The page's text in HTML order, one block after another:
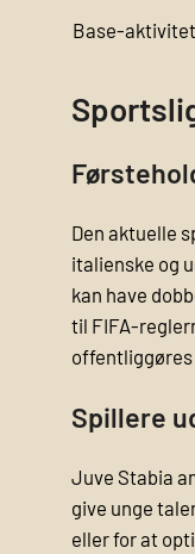
Base-
Den aktuelle
italienske og
kan have
til FIFA-
Spillere
Juve Stabia
give unge
eller for at